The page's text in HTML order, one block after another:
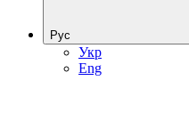
Рус
Укр
Eng